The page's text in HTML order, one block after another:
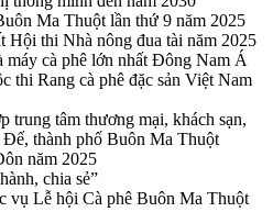
Ma Thuột lần thứ 9 năm 2025
thi Nhà nông đua tài năm 2025
cà phê lớn nhất Đông Nam Á
thi Rang cà phê đặc sản Việt Nam
trung tâm thương mại, khách sạn,
thành phố Buôn Ma Thuột
năm 2025
chia sẻ”
vụ Lễ hội Cà phê Buôn Ma Thuột